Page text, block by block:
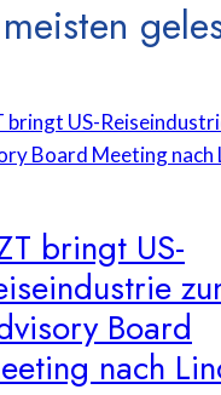
bringt US-
Board
nach